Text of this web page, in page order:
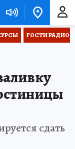
ГОСТИ РАДИО
сдать